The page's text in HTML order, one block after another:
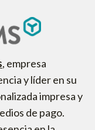
, empresa
y líder en su
impresa y
de pago.